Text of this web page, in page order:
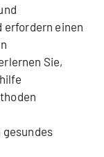
erfordern einen
Sie,